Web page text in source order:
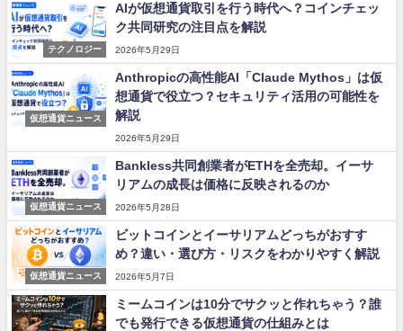
テクノロジー
AIが仮想通貨取引を行う時代へ？コインチェッ
ク共同研究の注目点を解説
2026年5月29日
仮想通貨ニュース
Anthropicの高性能AI「Claude Mythos」は仮
想通貨で役立つ？セキュリティ活用の可能性を
解説
2026年5月29日
仮想通貨ニュース
Bankless共同創業者がETHを全売却。イーサ
リアムの成長は価格に反映されるのか
2026年5月28日
仮想通貨ニュース
ビットコインとイーサリアムどっちがおすす
め？違い・選び方・リスクをわかりやすく解説
2026年5月7日
ミームコインは10分でサクッと作れちゃう？誰
でも発行できる仮想通貨の仕組みとは